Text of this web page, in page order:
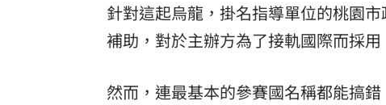
針對這起烏龍，掛名指導單位的桃園
補助，對於主辦方為了接軌國際而採
然而，連最基本的參賽國名稱都能搞